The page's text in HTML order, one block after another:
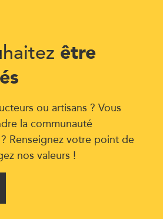
être
ou artisans ? Vous
la communauté
Renseignez votre point de
nos valeurs !